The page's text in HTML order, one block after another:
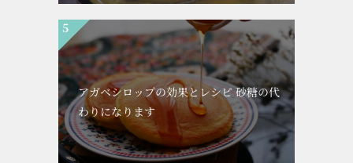
アガベシロップの効果とレシピ 砂糖の代
わりになります